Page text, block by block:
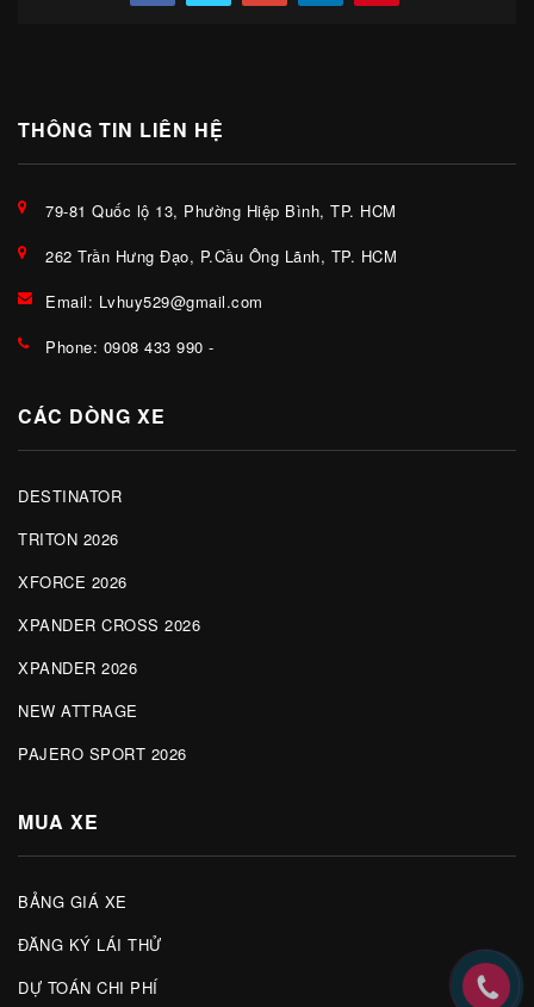
THÔNG TIN LIÊN HỆ
79-81 Quốc lộ 13, Phường Hiệp Bình, TP. HCM
262 Trần Hưng Đạo, P.Cầu Ông Lãnh, TP. HCM
Email: Lvhuy529@gmail.com
Phone: 0908 433 990 -
CÁC DÒNG XE
DESTINATOR
TRITON 2026
XFORCE 2026
XPANDER CROSS 2026
XPANDER 2026
NEW ATTRAGE
PAJERO SPORT 2026
MUA XE
BẢNG GIÁ XE
ĐĂNG KÝ LÁI THỬ
DỰ TOÁN CHI PHÍ